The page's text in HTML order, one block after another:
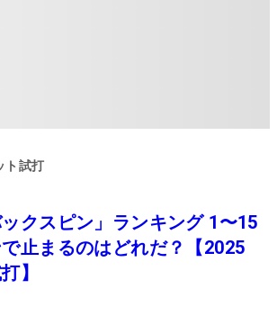
ト試打
クスピン」ランキング 1〜15
止まるのはどれだ？【2025
】